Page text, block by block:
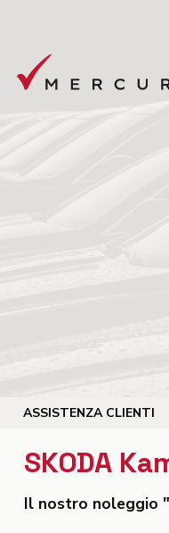
ASSISTENZA CLIENTI
SKODA
Il nostro noleggio